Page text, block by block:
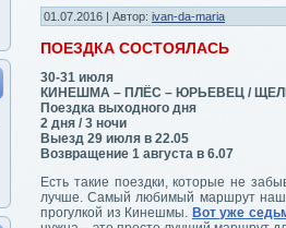
01.07.2016 | Автор: ivan-da-maria
ПОЕЗДКА СОСТОЯЛАСЬ
30-31 июля
КИНЕШМА – ПЛЁС – ЮРЬЕВЕЦ /
Поездка выходного дня
2 дня / 3 ночи
Выезд 29 июля в 22.05
Возвращение 1 августа в 6.07
Есть такие поездки, которые не
лучше. Самый любимый маршрут
прогулкой из Кинешмы. Вот уже